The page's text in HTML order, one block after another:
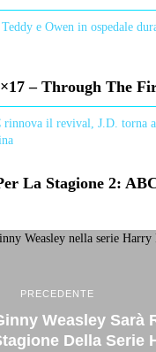
– Through The
La Stagione 2:
PRECEDENTE
Weasley Sarà
Della Serie